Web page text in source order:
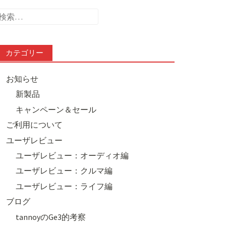
カテゴリー
お知らせ
新製品
キャンペーン＆セール
ご利用について
ユーザレビュー
ユーザレビュー：オーディオ編
ユーザレビュー：クルマ編
ユーザレビュー：ライフ編
ブログ
tannoyのGe3的考察